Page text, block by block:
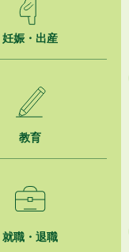
活用に関するサウンデ
妊娠・出産
教育
就職・退職